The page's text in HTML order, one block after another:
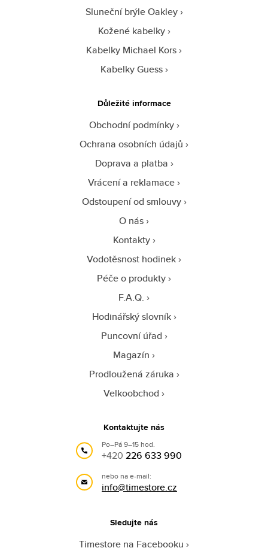
Sluneční brýle Oakley
Kožené kabelky
Kabelky Michael Kors
Kabelky Guess
Důležité informace
Obchodní podmínky
Ochrana osobních údajů
Doprava a platba
Vrácení a reklamace
Odstoupení od smlouvy
O nás
Kontakty
Vodotěsnost hodinek
Péče o produkty
F.A.Q.
Hodinářský slovník
Puncovní úřad
Magazín
Prodloužená záruka
Velkoobchod
Kontaktujte nás
Po–Pá 9–15 hod.
+420 226 633 990
nebo na e-mail:
info@timestore.cz
Sledujte nás
Timestore na Facebooku